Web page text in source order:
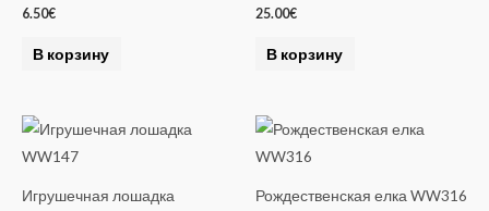
6.50€
В корзину
25.00€
В корзину
Игрушечная лошадка
Рождественская елка WW316